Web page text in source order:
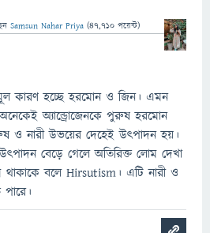
Samsun Nahar Priya (47,710 পয়েন্ট)
কারণ হচ্ছে হরমোন ও জিন। এমন
অনেকেই অ্যান্ড্রোজেনকে পুরুষ হরমোন
ও নারী উভয়ের দেহেই উৎপাদন হয়।
উৎপাদন বেড়ে গেলে অতিরিক্ত লোম দেখা
থাকাকে বলে Hirsutism। এটি নারী ও